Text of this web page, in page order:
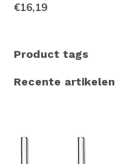
€16,19
Product tags
Recente artikelen